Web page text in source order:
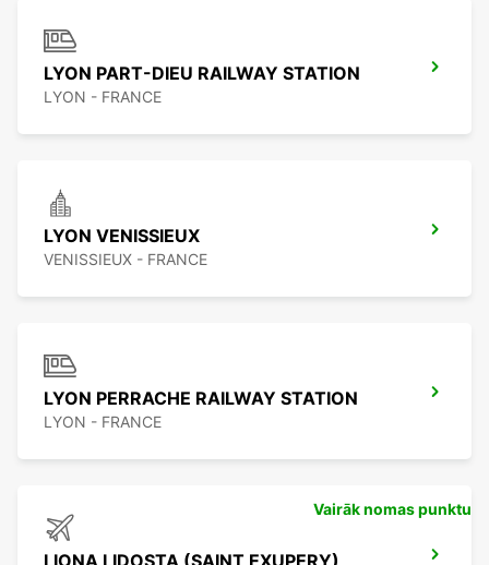
LYON PART-DIEU RAILWAY STATION
LYON - FRANCE
LYON VENISSIEUX
VENISSIEUX - FRANCE
LYON PERRACHE RAILWAY STATION
LYON - FRANCE
Vairāk nomas punktu